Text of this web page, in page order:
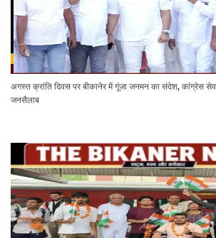
अगस्त क्रांति दिवस पर बीकानेर में गूंजा जनमन का संदेश, कांग्रेस
जनसैलाब